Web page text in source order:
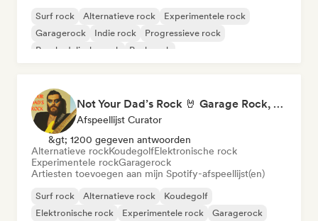
Surf rock Alternatieve rock
Experimentele rock
Garagerock
Indie rock
Progressieve rock
Psychedelische rock
Punk rock
Not Your Dad’s Rock 🤘 Garage Rock, Alt-Rock & Indie Anthems
Afspeellijst Curator
&gt; 1200 gegeven antwoorden
Alternatieve rockKoudegolfElektronische rock
Experimentele rockGaragerock
Artiesten toevoegen aan mijn Spotify-afspeellijst(en)
Surf rock Alternatieve rock
Koudegolf
Elektronische rock
Experimentele rock
Garagerock